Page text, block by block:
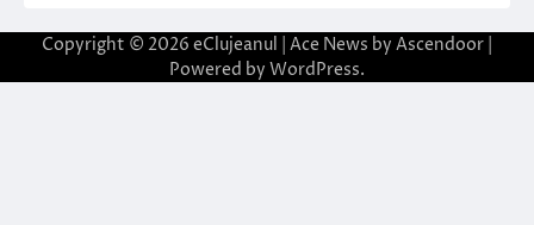
Copyright © 2026 eClujeanul | Ace News by Ascendoor
Powered by WordPress.